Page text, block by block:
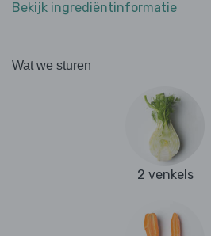
Bekijk ingrediëntinformatie
Wat we sturen
2 venkels